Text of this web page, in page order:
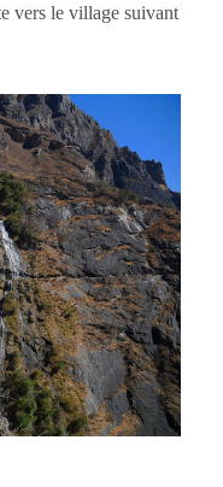
vers le village suivant